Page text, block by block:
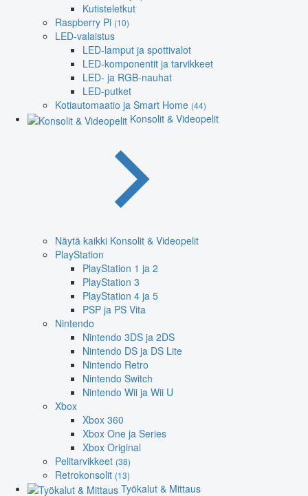
Kutisteletkut
Raspberry Pi (10)
LED-valaistus
LED-lamput ja spottivalot
LED-komponentit ja tarvikkeet
LED- ja RGB-nauhat
LED-putket
Kotiautomaatio ja Smart Home (44)
Konsolit & Videopelit
Näytä kaikki Konsolit & Videopelit
PlayStation
PlayStation 1 ja 2
PlayStation 3
PlayStation 4 ja 5
PSP ja PS Vita
Nintendo
Nintendo 3DS ja 2DS
Nintendo DS ja DS Lite
Nintendo Retro
Nintendo Switch
Nintendo Wii ja Wii U
Xbox
Xbox 360
Xbox One ja Series
Xbox Original
Pelitarvikkeet (38)
Retrokonsolit (13)
Työkalut & Mittaus